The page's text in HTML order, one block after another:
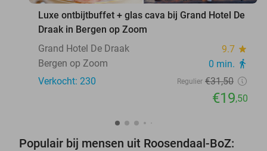
Luxe ontbijtbuffet + glas cava bij Grand Hotel De
Draak in Bergen op Zoom
Grand Hotel De Draak
9.7 star
Bergen op Zoom 0 min. directions_walk
Verkocht: 230 Regulier €31,50
€19,50
Populair bij mensen uit Roosendaal-BoZ: